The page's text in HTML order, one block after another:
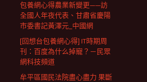
包養網心得農業新變更——訪
全國人年夜代表、甘肅省慶陽
市委書記黃澤元_中國網
[回想台包養網心得] IT時期周
刊：百度為什么掉寵？－民眾
網科技頻道
牟平區國民法院盡心盡力 果斷